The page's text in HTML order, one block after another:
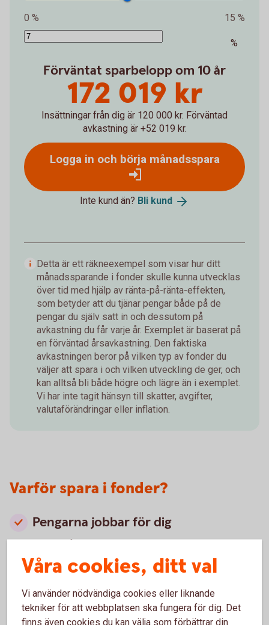
0 % 15 %
%
Förväntat sparbelopp om 10 år
172 019 kr
Insättningar från dig är 120 000 kr. Förväntad
avkastning är +52 019 kr.
Logga in och börja månadsspara
Inte kund än? Bli kund
Detta är ett räkneexempel som visar hur ditt
månadssparande i fonder skulle kunna utvecklas
över tid med hjälp av ränta-på-ränta-effekten,
som betyder att du tjänar pengar både på de
pengar du själv satt in och dessutom på
avkastning du får varje år. Exemplet är baserat på
en förväntad årsavkastning. Den faktiska
avkastningen beror på vilken typ av fonder du
väljer att spara i och vilken utveckling de ger, och
kan alltså bli både högre och lägre än i exemplet.
Vi har inte tagit hänsyn till skatter, avgifter,
valutaförändringar eller inflation.
Varför spara i fonder?
Pengarna jobbar för dig
Om dina fonder ökar i värde, växer dina pengar över
tid snabbare och snabbare. Detta är tack vare ränta på
ränta-effekten.
Ränta på ränta – vad ärdet?
Du sprider risken
Våra cookies, ditt val
Vi använder nödvändiga cookies eller liknande
tekniker för att webbplatsen ska fungera för dig. Det
finns även cookies du kan välja som förbättrar din